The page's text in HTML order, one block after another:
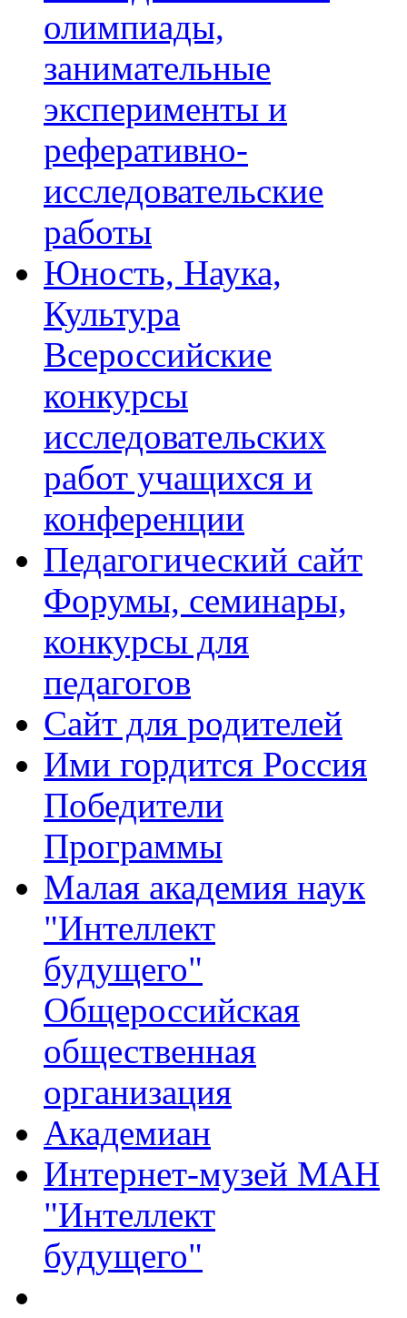
олимпиады,
занимательные
эксперименты и
реферативно-
исследовательские
работы
Юность, Наука,
Культура
Всероссийские
конкурсы
исследовательских
работ учащихся и
конференции
Педагогический сайт
Форумы, семинары,
конкурсы для
педагогов
Сайт для родителей
Ими гордится Россия
Победители
Программы
Малая академия наук
"Интеллект
будущего"
Общероссийская
общественная
организация
Академиан
Интернет-музей МАН
"Интеллект
будущего"